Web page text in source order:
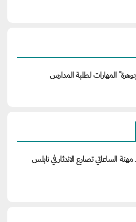
المهارات لطلبة المدارس
الساعاتي تصارع الاندثار في نابلس